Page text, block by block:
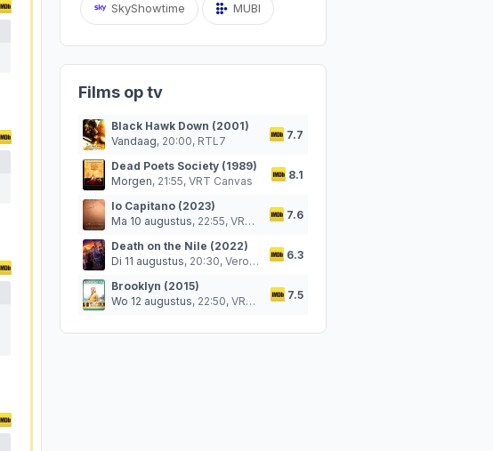
SkyShowtime MUBI
Films op tv
Black Hawk Down (2001)
Vandaag, 20:00, RTL7 7.7
Dead Poets Society (1989)
Morgen, 21:55, VRT Canvas 8.1
Io Capitano (2023)
Ma 10 augustus, 22:55, VRT Canvas 7.6
Death on the Nile (2022)
Di 11 augustus, 20:30, Veronica 6.3
Brooklyn (2015)
Wo 12 augustus, 22:50, VRT Canvas 7.5